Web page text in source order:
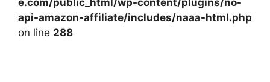
e.com/public_html/wp-content/plugins/no-
api-amazon-affiliate/includes/naaa-html.php
on line 288